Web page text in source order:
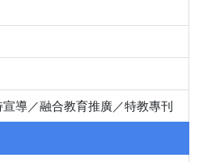
導／融合教育推廣／特教專刊